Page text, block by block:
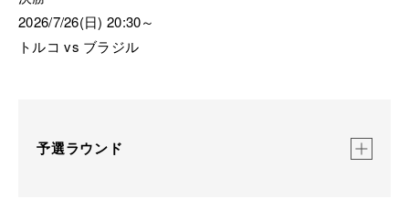
2026/7/26(日) 20:30～
トルコ vs ブラジル
予選ラウンド